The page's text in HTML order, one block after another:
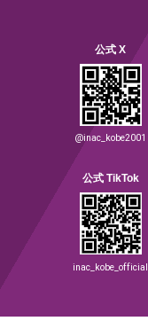
公式 X
@inac_kobe2001
公式 TikTok
inac_kobe_official